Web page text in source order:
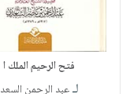
فتح الرحيم الملك ا
لـعبد الرحمن السعد